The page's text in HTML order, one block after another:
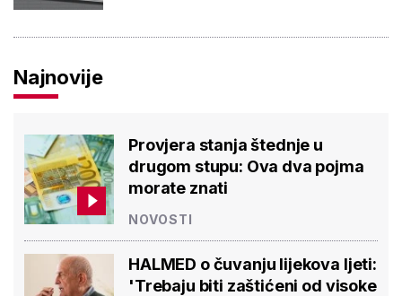
Najnovije
Provjera stanja štednje u
drugom stupu: Ova dva pojma
morate znati
NOVOSTI
HALMED o čuvanju lijekova ljeti:
'Trebaju biti zaštićeni od visoke